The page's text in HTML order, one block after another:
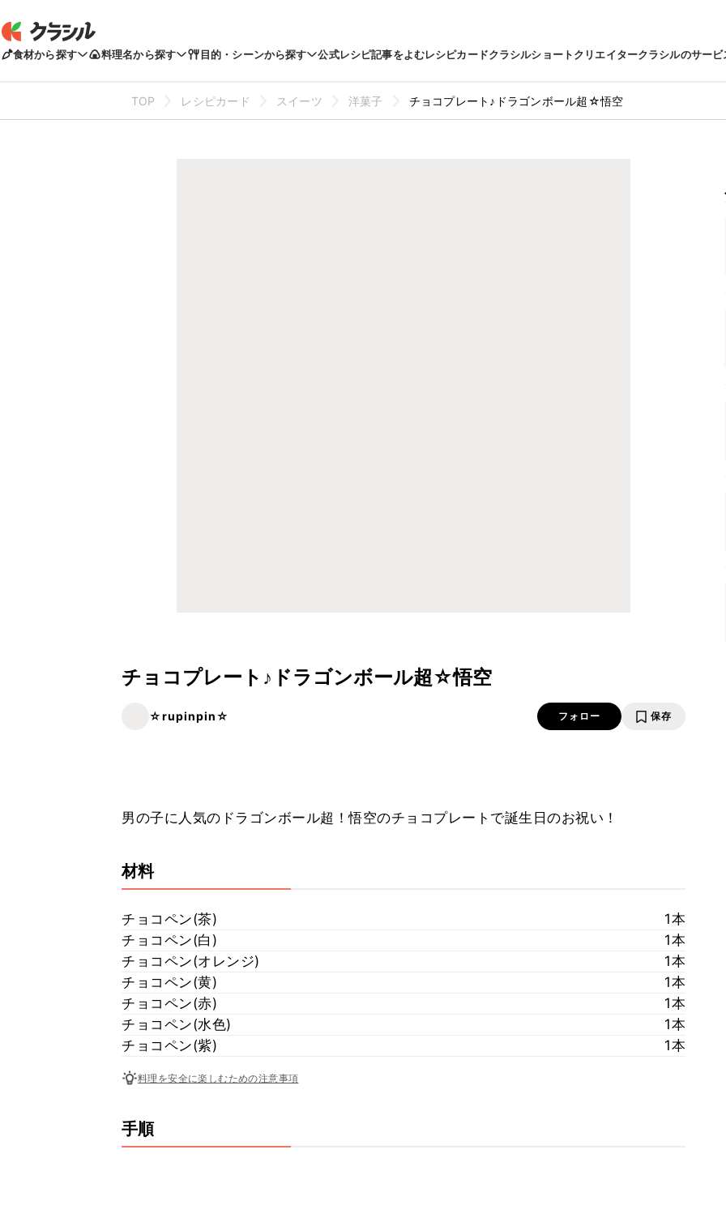
食材から探す 料理名から探す 目的・シーンから探す 公式レシピ記事をよむレシピカードクラシルショートクリエイタークラシルのサービ
TOP レシピカード スイーツ 洋菓子 チョコプレート♪ドラゴンボール超☆悟空
チョコプレート♪ドラゴンボール超☆悟空
☆rupinpin☆ フォロー 保存
男の子に人気のドラゴンボール超！悟空のチョコプレートで誕生日のお祝い！
材料
チョコペン(茶)
1本
チョコペン(白)
1本
チョコペン(オレンジ)
1本
チョコペン(黄)
1本
チョコペン(赤)
1本
チョコペン(水色)
1本
チョコペン(紫)
1本
料理を安全に楽しむための注意事項
手順